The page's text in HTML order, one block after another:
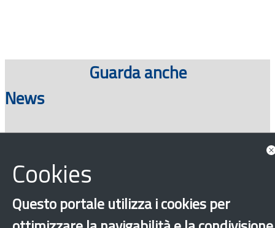
Guarda anche
News
Cookies
Questo portale utilizza i cookies per